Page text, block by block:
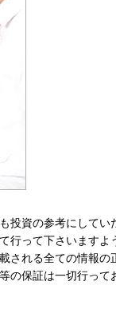
投資の参考にして
行って下さいます
される全ての情報の
の保証は一切行って